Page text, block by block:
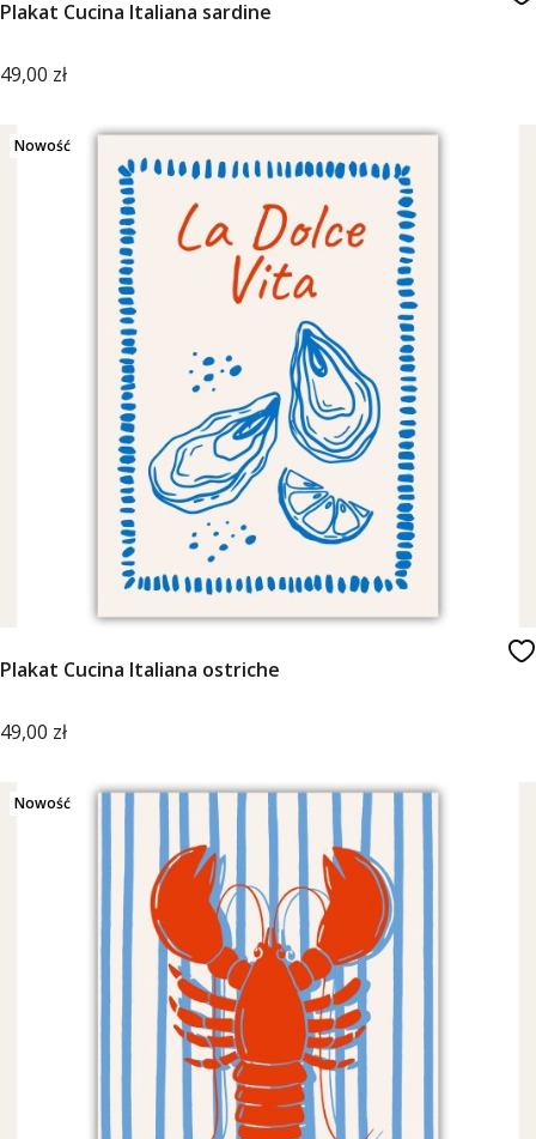
Plakat Cucina Italiana sardine
Cena
49,00 zł
Nowość
Plakat Cucina Italiana ostriche
Cena
49,00 zł
Nowość